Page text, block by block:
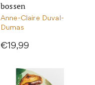
bossen
Anne-Claire Duval-
Dumas
€19,99